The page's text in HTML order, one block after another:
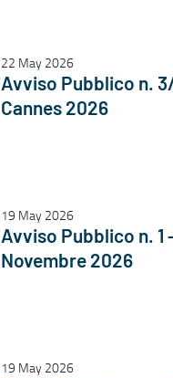
22 May 2026
Avviso Pubblico n.
Cannes 2026
19 May 2026
Avviso Pubblico n. 1
Novembre 2026
19 May 2026